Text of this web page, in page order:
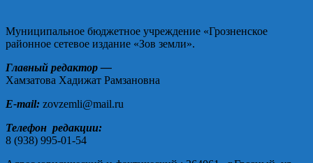
Муниципальное бюджетное учреждение «Грозненское
районное сетевое издание «Зов земли».
Главный редактор —
Хамзатова Хадижат Рамзановна
E-mail: zovzemli@mail.ru
Телефон редакции:
8 (938) 995-01-54